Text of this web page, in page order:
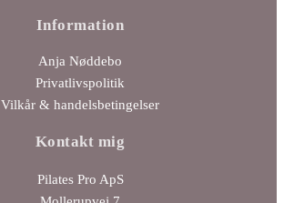
Information
Anja Nøddebo
Privatlivspolitik
Vilkår & handelsbetingelser
Kontakt mig
Pilates Pro ApS